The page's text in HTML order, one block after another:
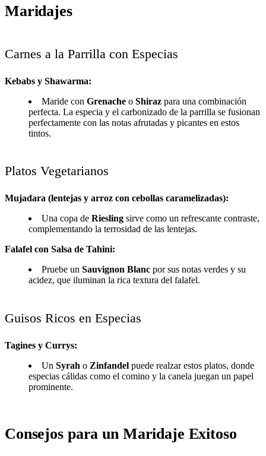
Maridajes
Carnes a la Parrilla con Especias
Kebabs y Shawarma:
Maride con Grenache o Shiraz para una combinación
perfecta. La especia y el carbonizado de la parrilla se fusionan
perfectamente con las notas afrutadas y picantes en estos
tintos.
Platos Vegetarianos
Mujadara (lentejas y arroz con cebollas caramelizadas):
Una copa de Riesling sirve como un refrescante contraste,
complementando la terrosidad de las lentejas.
Falafel con Salsa de Tahini:
Pruebe un Sauvignon Blanc por sus notas verdes y su
acidez, que iluminan la rica textura del falafel.
Guisos Ricos en Especias
Tagines y Currys:
Un Syrah o Zinfandel puede realzar estos platos, donde
especias cálidas como el comino y la canela juegan un papel
prominente.
Consejos para un Maridaje Exitoso